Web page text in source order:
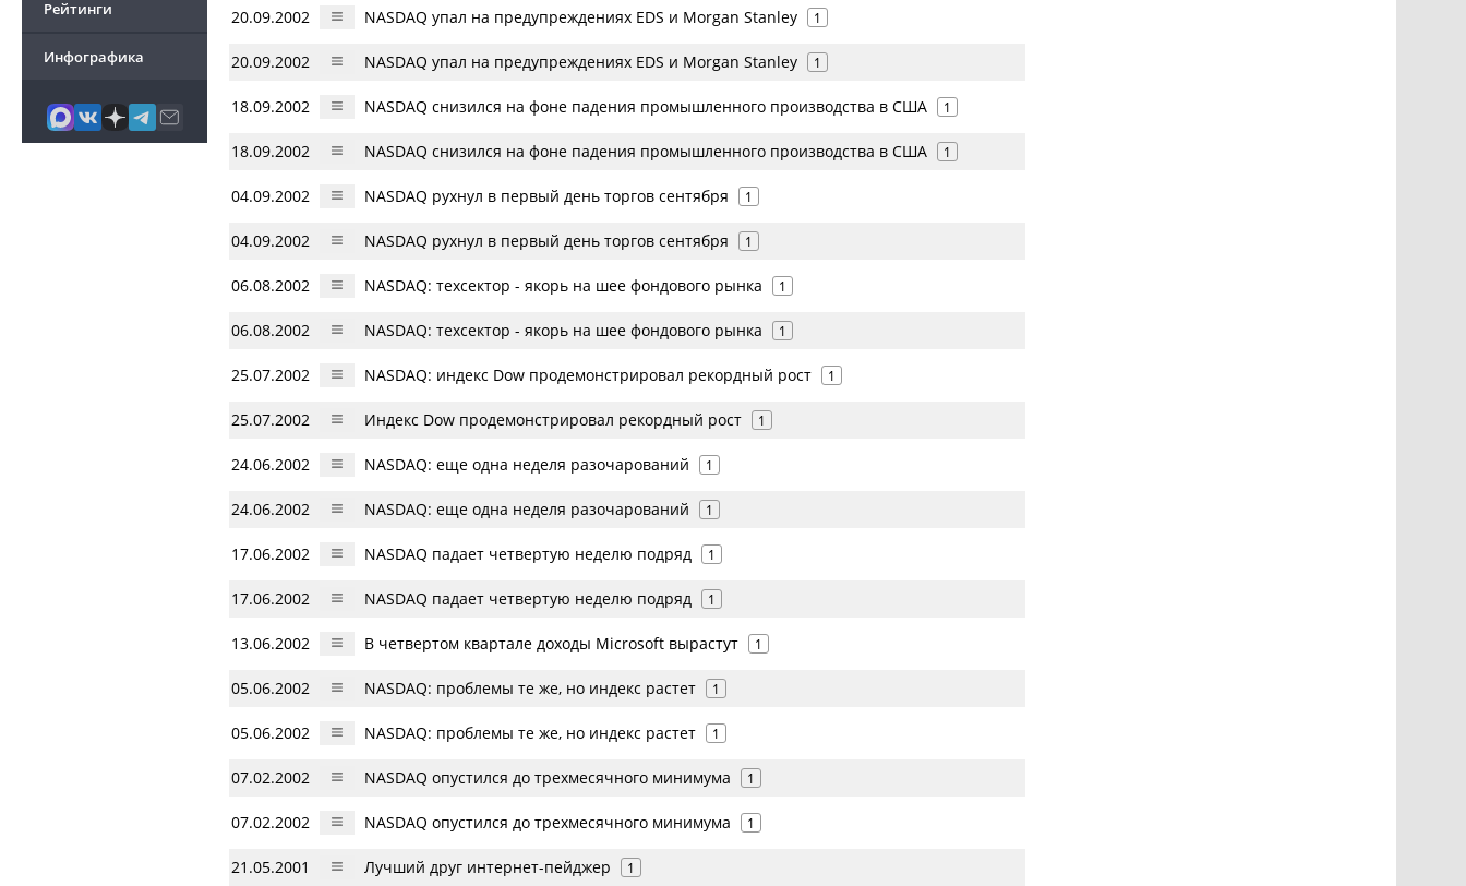
Рейтинги
Инфографика
20.09.2002 NASDAQ упал на предупреждениях EDS и Morgan Stanley 1
20.09.2002 NASDAQ упал на предупреждениях EDS и Morgan Stanley 1
18.09.2002 NASDAQ снизился на фоне падения промышленного производства в США 1
18.09.2002 NASDAQ снизился на фоне падения промышленного производства в США 1
04.09.2002 NASDAQ рухнул в первый день торгов сентября 1
04.09.2002 NASDAQ рухнул в первый день торгов сентября 1
06.08.2002 NASDAQ: техсектор - якорь на шее фондового рынка 1
06.08.2002 NASDAQ: техсектор - якорь на шее фондового рынка 1
25.07.2002 NASDAQ: индекс Dow продемонстрировал рекордный рост 1
25.07.2002 Индекс Dow продемонстрировал рекордный рост 1
24.06.2002 NASDAQ: еще одна неделя разочарований 1
24.06.2002 NASDAQ: еще одна неделя разочарований 1
17.06.2002 NASDAQ падает четвертую неделю подряд 1
17.06.2002 NASDAQ падает четвертую неделю подряд 1
13.06.2002 В четвертом квартале доходы Microsoft вырастут 1
05.06.2002 NASDAQ: проблемы те же, но индекс растет 1
05.06.2002 NASDAQ: проблемы те же, но индекс растет 1
07.02.2002 NASDAQ опустился до трехмесячного минимума 1
07.02.2002 NASDAQ опустился до трехмесячного минимума 1
21.05.2001 Лучший друг интернет-пейджер 1